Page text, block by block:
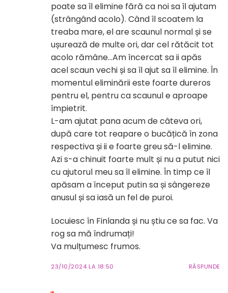
poate sa îl elimine fără ca noi sa îl ajutam
(strângând acolo). Când îl scoatem la
treaba mare, el are scaunul normal și se
ușurează de multe ori, dar cel rătăcit tot
acolo rămâne…Am încercat sa ii apăs
acel scaun vechi și sa îl ajut sa îl elimine. În
momentul eliminării este foarte dureros
pentru el, pentru ca scaunul e aproape
împietrit.
L-am ajutat pana acum de câteva ori,
după care tot reapare o bucățică în zona
respectiva și ii e foarte greu să-l elimine.
Azi s-a chinuit foarte mult și nu a putut nici
cu ajutorul meu sa îl elimine. În timp ce îl
apăsam a început putin sa și sângereze
anusul și sa iasă un fel de puroi.
Locuiesc în Finlanda și nu știu ce sa fac. Va
rog sa mă îndrumați!
Va mulțumesc frumos.
23/10/2024 LA 18:50 RĂSPUNDE